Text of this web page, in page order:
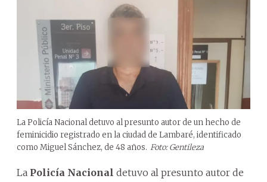
La Policía Nacional detuvo al presunto autor de un hecho de
feminicidio registrado en la ciudad de Lambaré, identificado
como Miguel Sánchez, de 48 años. Foto: Gentileza
La Policía Nacional detuvo al presunto autor de